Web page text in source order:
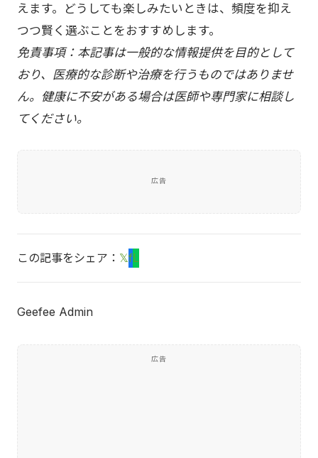
えます。どうしても楽しみたいときは、頻度を抑え
つつ賢く選ぶことをおすすめします。
免責事項：本記事は一般的な情報提供を目的として
おり、医療的な診断や治療を行うものではありませ
ん。健康に不安がある場合は医師や専門家に相談し
てください。
広告
この記事をシェア： 𝕏fL
Geefee Admin
広告